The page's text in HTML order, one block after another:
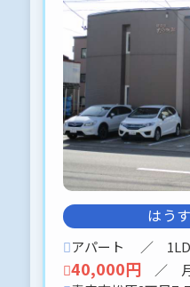
2026-03-11
■ウォールデン-
森市富田4丁目
申込予約、入
がとうございま
■おぐらハイツ
青森市筒井１丁
仮申込予約、
りがとうござい
■メンディ-２F
青森市桂木2丁目
申込予約、入り
がとうございまし
はう
アパート ／
40,000円／